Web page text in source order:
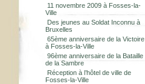
11 novembre 2009 à Fosses-la-
Ville
Des jeunes au Soldat Inconnu à
Bruxelles
65ème anniversaire de la Victoire
à Fosses-la-Ville
96ème anniversaire de la Bataille
de la Sambre
Réception à l’hôtel de ville de
Fosses-la-Ville